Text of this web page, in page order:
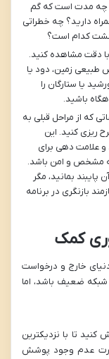
چه مدت است که گم
دارید؟ چه خطراتی
کدام است؟
دقت مشاهده کنید.
طبیعی زمین، دود یا
یا ستارگان را
باشید.
که از مراحل قبلی به
ریزی کنید. این
علامت دهی برای
مشخص و امن باشد.
بمانید، مگر
بازنگری در برنامه
کمک
دنیای خارج و درخواست
ضعیف باشد، اما
کنید تا با نزدیکترین
عدم وجود پوشش